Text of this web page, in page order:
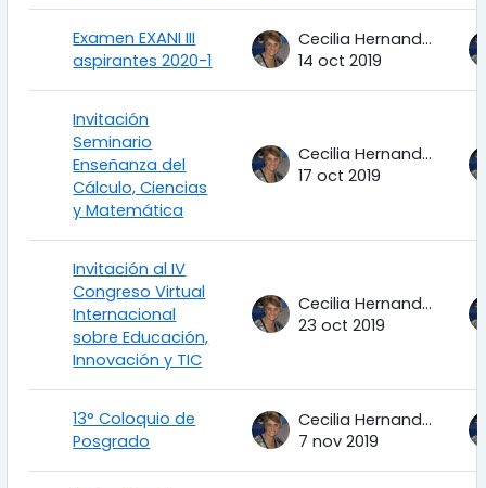
Examen EXANI III
aspirantes 2020-1
Cecilia Hernandez Garciadiego
14 oct 2019
Invitación
Seminario
Enseñanza del
Cálculo, Ciencias
y Matemática
Cecilia Hernandez Garciadiego
17 oct 2019
Invitación al IV
Congreso Virtual
Internacional
sobre Educación,
Innovación y TIC
Cecilia Hernandez Garciadiego
23 oct 2019
13° Coloquio de
Posgrado
Cecilia Hernandez Garciadiego
7 nov 2019